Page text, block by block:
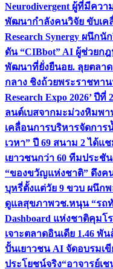
Neurodivergent ผู้ที่มีคว
พัฒนากำลังคนวิจัย ขับเค
Research Synergy ผนึก
ดัน “CIBbot” AI ผู้ช่วยก
พัฒนาที่ยั่งยืนอย. ลุยตลา
กลาง ชิงถ้วยพระราชทา
Research Expo 2026’ ปี
ลนต์เบสจากมะม่วงหิมพา
เคลื่อนการบริหารจัดกา
เวหา” ปี 69 สนาม 2 ได้
เยาวชนกว่า 60 ทีมประชั
“ของขวัญแห่งชาติ” ดึงค
บุหรี่ตั้งแต่วัย 9 ขวบ ผนึกพ
ดูแลสุขภาพวช.หนุน “รถ
Dashboard แห่งชาติคุมโ
เจาะตลาดอินเดีย 1.46 พั
ปั้นเยาวชน AI จัดอบรมเ
ประโยชน์จริง“อาจารย์เ